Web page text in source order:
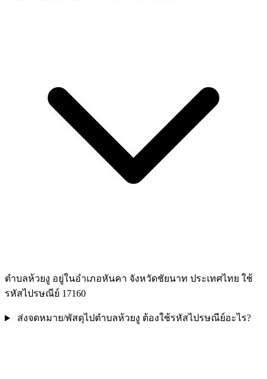
ตำบลห้วยงู อยู่ในอำเภอหันคา จังหวัดชัยนาท ประเทศไทย ใช้
รหัสไปรษณีย์ 17160
ส่งจดหมาย/พัสดุไปตำบลห้วยงู ต้องใช้รหัสไปรษณีย์อะไร?